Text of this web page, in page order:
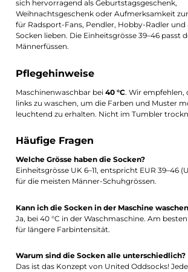
sich hervorragend als Geburtstagsgeschenk,
Weihnachtsgeschenk oder Aufmerksamkeit
für Radsport-Fans, Pendler, Hobby-Radler und
Socken lieben. Die Einheitsgrösse 39–46 passt
Männerfüssen.
Pflegehinweise
Maschinenwaschbar bei40 °C. Wir empfehlen,
links zu waschen, um die Farben und Muster
leuchtend zu erhalten. Nicht im Tumbler
Häufige Fragen
Welche Grösse haben die Socken?
Einheitsgrösse UK 6–11, entspricht EUR 39–46
für die meisten Männer-Schuhgrössen.
Kann ich die Socken in der Maschine
Ja, bei 40 °C in der Waschmaschine. Am
für längere Farbintensität.
Warum sind die Socken alle unterschiedlich?
Das ist das Konzept von United Oddsocks!